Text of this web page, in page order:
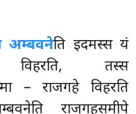
अम्बवनेति इदमस्स यं
विहरति, तस्स
– राजगहे विहरति
राजगहसमीपे